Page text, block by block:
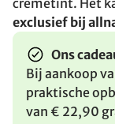
crèmetint. Het
exclusief bij
Ons
Bij aankoop
praktische
van € 22,90